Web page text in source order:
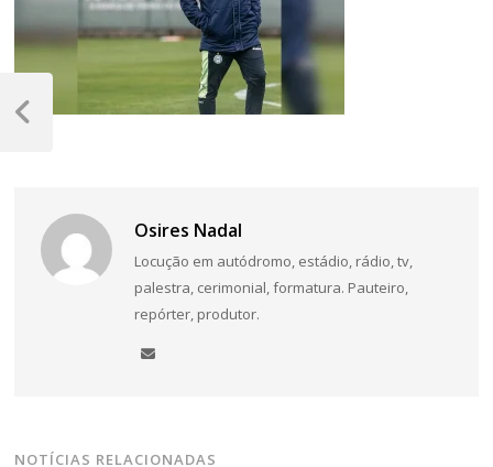
Osires Nadal
Locução em autódromo, estádio, rádio, tv,
palestra, cerimonial, formatura. Pauteiro,
repórter, produtor.
NOTÍCIAS RELACIONADAS
Navegação
de
Post